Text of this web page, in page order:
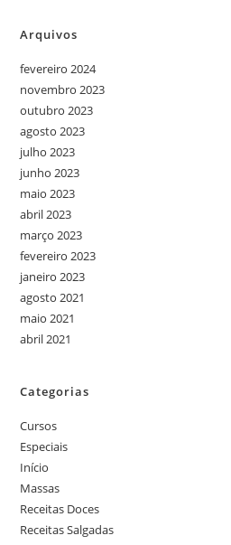
Arquivos
fevereiro 2024
novembro 2023
outubro 2023
agosto 2023
julho 2023
junho 2023
maio 2023
abril 2023
março 2023
fevereiro 2023
janeiro 2023
agosto 2021
maio 2021
abril 2021
Categorias
Cursos
Especiais
Início
Massas
Receitas Doces
Receitas Salgadas